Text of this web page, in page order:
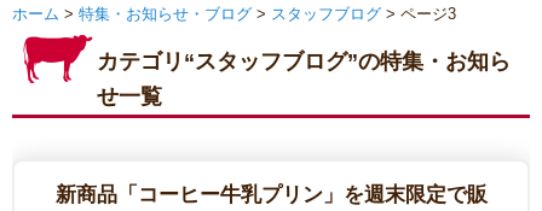
ホーム > 特集・お知らせ・ブログ > スタッフブログ > ページ3
カテゴリ“スタッフブログ”の特集・お知ら
せ一覧
新商品「コーヒー牛乳プリン」を週末限定で販